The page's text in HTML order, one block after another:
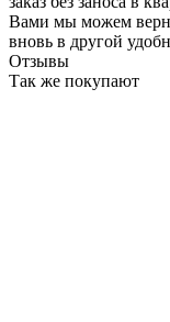
Вами мы можем
вновь в другой
Отзывы
Так же покупают